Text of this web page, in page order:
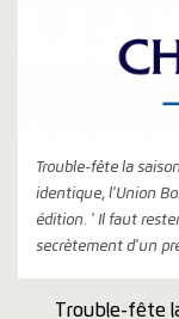
Trouble-fête la
identique, l'Union
édition. ' Il faut
secrètement d'un
Trouble-fête